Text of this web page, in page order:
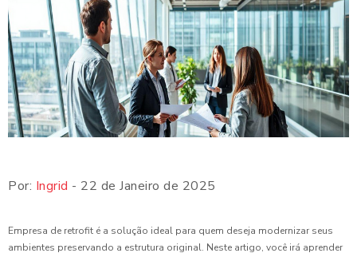
Por: Ingrid - 22 de Janeiro de 2025
Empresa de retrofit é a solução ideal para quem deseja modernizar seus
ambientes preservando a estrutura original. Neste artigo, você irá aprender